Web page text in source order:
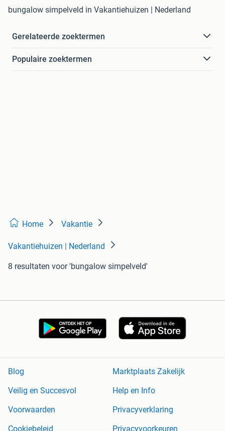
bungalow simpelveld in Vakantiehuizen | Nederland
Gerelateerde zoektermen
Populaire zoektermen
Home Vakantie
Vakantiehuizen | Nederland
8 resultaten voor 'bungalow simpelveld'
Blog
Marktplaats Zakelijk
Veilig en Succesvol
Help en Info
Voorwaarden
Privacyverklaring
Cookiebeleid
Privacyvoorkeuren